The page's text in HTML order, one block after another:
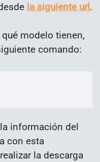
la siguiente url.
modelo tienen,
comando:
información del
con esta
la descarga